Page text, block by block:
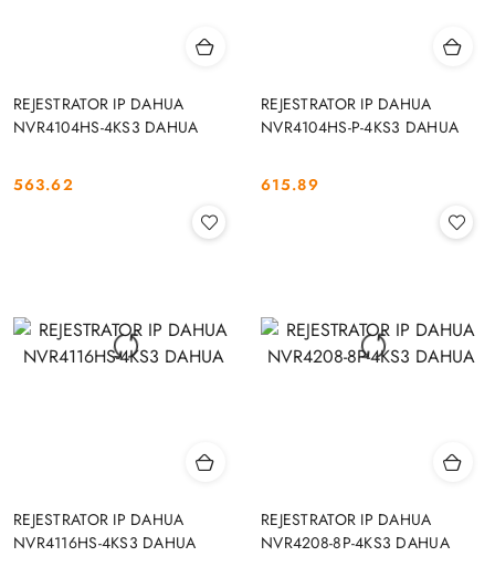
REJESTRATOR IP DAHUA
NVR4104HS-4KS3 DAHUA
Cena:
563.62
REJESTRATOR IP DAHUA
NVR4104HS-P-4KS3 DAHUA
Cena:
615.89
REJESTRATOR IP DAHUA
NVR4116HS-4KS3 DAHUA
REJESTRATOR IP DAHUA
NVR4208-8P-4KS3 DAHUA